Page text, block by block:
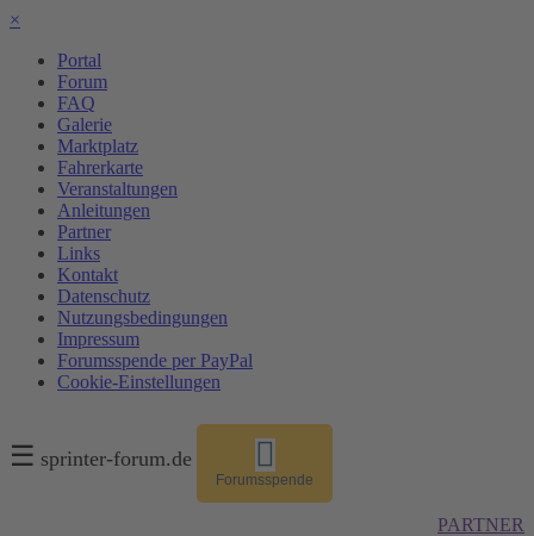
×
Portal
Forum
FAQ
Galerie
Marktplatz
Fahrerkarte
Veranstaltungen
Anleitungen
Partner
Links
Kontakt
Datenschutz
Nutzungsbedingungen
Impressum
Forumsspende per PayPal
Cookie-Einstellungen
☰ sprinter-forum.de
Forumsspende
PARTNER